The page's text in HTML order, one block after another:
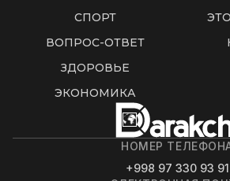
СПОРТ
ВОПРОС-ОТВЕТ
ЗДОРОВЬЕ
ЭКОНОМИКА
НОМЕР
+998 97 330 93 91